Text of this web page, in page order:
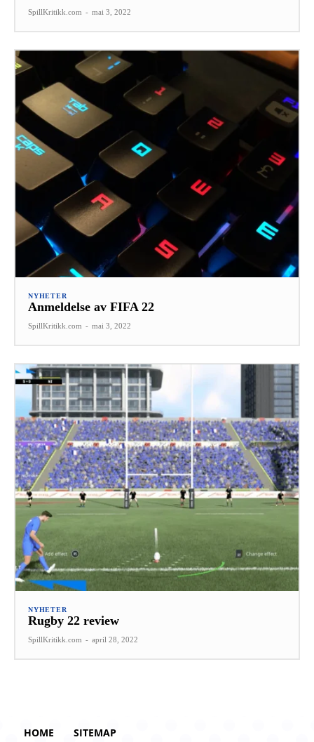
SpillKritikk.com - mai 3, 2022
NYHETER
Anmeldelse av FIFA 22
SpillKritikk.com - mai 3, 2022
NYHETER
Rugby 22 review
SpillKritikk.com - april 28, 2022
HOME SITEMAP